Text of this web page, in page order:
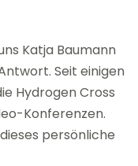
Katja Baumann
Seit einigen
Hydrogen Cross
Konferenzen.
persönliche